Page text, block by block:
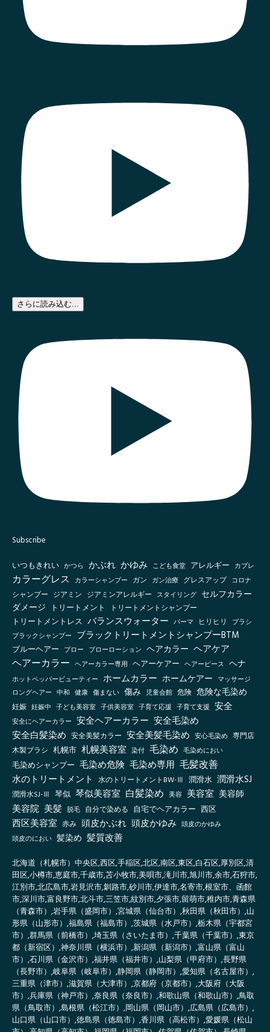
さらに読み込む...
Subscribe
いつもきれい かつら かぶれ かゆみ こども食堂 アレルギー カブレ
カラーグレス カラーシャンプー ガン ガン治療 グレスアップ コロナ
シャンプー ジアミン ジアミンアレルギー スタイリング セルフカラー
ダメージ
トリートメント
トリートメントシャンプー
トリートメントレス バランスウォーター パーマ ヒリヒリ ブラシ
ブラックシャンプー ブラックトリートメントシャンプーBTM
ブルーヘアー ブロー ブローローション ヘアカラー ヘアケア
ヘアーカラー ヘアーカラー専用 ヘアーケアー ヘアーピース ヘナ
ホットペッパービューティー ホームカラー ホームケアー マッサージ
ロングヘアー 中和 健康 傷まない 傷み 児童会館 危険 危険な毛染め
妊娠 妊娠中 子ども美容室 子供美容室 子育て応援 子育て支援 安全
安全にヘアーカラー 安全ヘアーカラー 安全毛染め
安全白髪染め 安全美髪カラー 安全美髪毛染め 安心毛染め 専門店
木製ブラシ 札幌市 札幌美容室 染付 毛染め 毛染めにおい
毛染めシャンプー 毛染め危険 毛染め専用 毛髪改善
水のトリートメント 水のトリートメントBW-Ⅲ 潤滑水 潤滑水SJ
潤滑水SJ-Ⅲ 琴似 琴似美容室 白髪染め 美容 美容室 美容師
美容院 美髪 脱毛 自分で染める 自宅でヘアカラー 西区
西区美容室 赤み 頭皮かぶれ 頭皮かゆみ 頭皮のかゆみ
頭皮のにおい 髪染め 髪質改善
北海道（札幌市）中央区,西区,手稲区,北区,南区,東区,白石区,厚別区,清
田区,小樽市,恵庭市,千歳市,苫小牧市,美唄市,滝川市,旭川市,余市,石狩市,
江別市,北広島市,岩見沢市,釧路市,砂川市,伊達市,名寄市,根室市、函館
市,深川市,富良野市,北斗市,三笠市,紋別市,夕張市,留萌市,稚内市,青森県
（青森市）,岩手県（盛岡市）,宮城県（仙台市）,秋田県（秋田市）,山
形県（山形市）,福島県（福島市）,茨城県（水戸市）,栃木県（宇都宮
市）,群馬県（前橋市）,埼玉県（さいたま市）,千葉県（千葉市）,東京
都（新宿区）,神奈川県（横浜市）,新潟県（新潟市）,富山県（富山
市）,石川県（金沢市）,福井県（福井市）,山梨県（甲府市）,長野県
（長野市）,岐阜県（岐阜市）,静岡県（静岡市）,愛知県（名古屋市）,
三重県（津市）,滋賀県（大津市）,京都府（京都市）,大阪府（大阪
市）,兵庫県（神戸市）,奈良県（奈良市）,和歌山県（和歌山市）,鳥取
県（鳥取市）,島根県（松江市）,岡山県（岡山市）,広島県（広島市）,
山口県（山口市）,徳島県（徳島市）,香川県（高松市）,愛媛県（松山